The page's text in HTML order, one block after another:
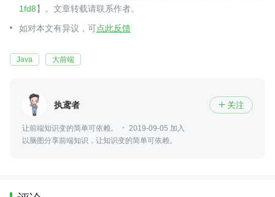
1fd8】。文章转载请联系作者。
如对本文有异议，可点此反馈
Java 大前端
执鸢者  关注
让前端知识变的简单可依赖。
2019-09-05 加入
以脑图分享前端知识，让知识变的简单可依赖。